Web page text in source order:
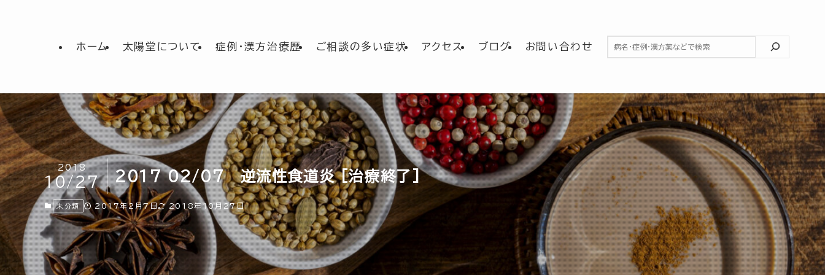
ホーム 太陽堂について 症例・漢方治療歴 ご相談の多い症状 アクセス ブログ お問い合わせ 検索
2017 02/07 逆流性食道炎 [治療終了]
2018
10/27
未分類 2017年2月7日 2018年10月27日